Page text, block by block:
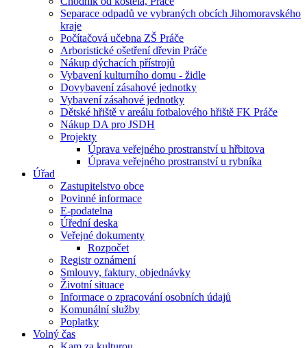
Separace odpadů ve vybraných obcích Jihomoravského
kraje
Počítačová učebna ZŠ Práče
Arboristické ošetření dřevin Práče
Nákup dýchacích přístrojů
Vybavení kulturního domu - židle
Dovybavení zásahové jednotky
Vybavení zásahové jednotky
Dětské hřiště v areálu fotbalového hřiště FK Práče
Nákup DA pro JSDH
Projekty
Úprava veřejného prostranství u hřbitova
Úprava veřejného prostranství u rybníka
Úřad
Zastupitelstvo obce
Povinné informace
E-podatelna
Úřední deska
Veřejné dokumenty
Rozpočet
Registr oznámení
Smlouvy, faktury, objednávky
Životní situace
Informace o zpracování osobních údajů
Komunální služby
Poplatky
Volný čas